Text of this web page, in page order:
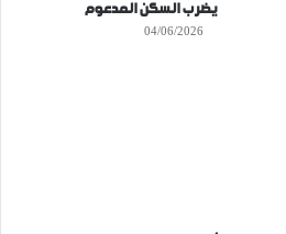
يضرب السكن المدعوم
04/06/2026